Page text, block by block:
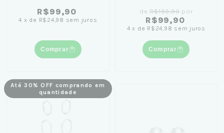
R$99,90
4 x de R$24,98 sem juros
Comprar
deR$159,90 por
R$99,90
4 x de R$24,98 sem juros
Comprar
Até 30% OFF comprando em
quantidade